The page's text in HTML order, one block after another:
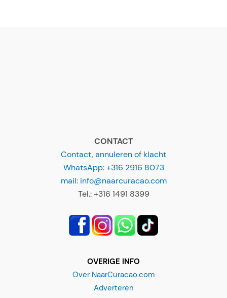
WhatsApp: +316 2916 8073
mail: info@naarcuracao.com
Tel.: +316 1491 8399